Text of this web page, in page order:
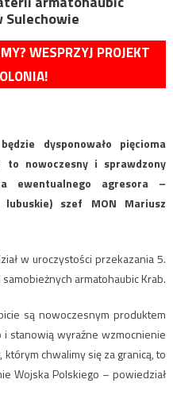
Sulechowie
WESPRZYJ PROJEKT
dysponowało pięcioma
to nowoczesny i sprawdzony
ewentualnego agresora –
szef MON Mariusz
w uroczystości przekazania 5.
armatohaubic Krab.
są nowoczesnym produktem
stanowią wyraźne wzmocnienie
chwalimy się za granicą, to
Wojska Polskiego – powiedział